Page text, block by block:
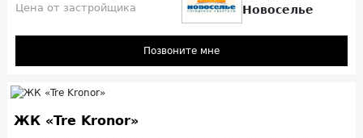
Цена от застройщика Новоселье
Позвоните мне
ЖК «Tre Kronor»